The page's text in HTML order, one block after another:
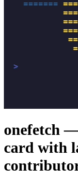
onefetch
card with